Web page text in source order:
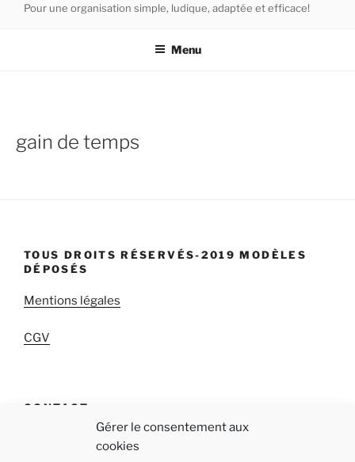
Gérer le consentement aux
cookies
Pour une organisation simple, ludique, adaptée et efficace!
Menu
gain de temps
TOUS DROITS RÉSERVÉS-2019 MODÈLES
DÉPOSÉS
Mentions légales
CGV
CONTACT
qab « Réappropriez-vous votre temps! »